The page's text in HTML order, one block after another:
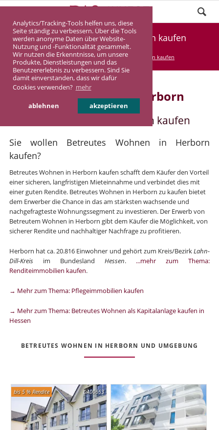
Analytics/Tracking-Tools helfen uns, diese
Seite ständig zu verbessern. Über die Tools
werden anonyme Daten über Website-
Nutzung und -Funktionalität gesammelt.
Wir nutzen die Erkenntnisse, um unsere
Produkte, Dienstleistungen und das
Benutzererlebnis zu verbessern. Sind Sie
damit einverstanden, dass wir dafür
Cookies verwenden? mehr
ablehnen akzeptieren
Betreutes Wohnen in Herborn kaufen
DASINVEST Service Betreutes Wohnen kaufen
Betreutes Wohnen in Herborn
Betreutes Wohnen in Herborn kaufen
Sie wollen Betreutes Wohnen in Herborn
kaufen?
Betreutes Wohnen in Herborn kaufen schafft dem Käufer den Vorteil
einer sicheren, langfristigen Mieteinnahme und verbindet dies mit
einer guten Rendite. Betreutes Wohnen in Herborn zu kaufen bietet
dem Erwerber die Chance in das am stärksten wachsende und
nachgefragteste Wohnungssegment zu investieren. Der Erwerb von
Betreutem Wohnen in Herborn gibt dem Käufer die Möglichkeit, von
sicherer Rendite und nachhaltiger Nachfrage zu profitieren.
Herborn hat ca. 20.816 Einwohner und gehört zum Kreis/BezirkLahn-
Dill-Kreisim Bundesland Hessen. ...mehr zum Thema:
Renditeimmobilien kaufen.
→ Mehr zum Thema: Pflegeimmobilien kaufen
→ Mehr zum Thema: Betreutes Wohnen als Kapitalanlage kaufen in
Hessen
BETREUTES WOHNEN IN HERBORN UND UMGEBUNG
DA00653
bis 5 % Rendite